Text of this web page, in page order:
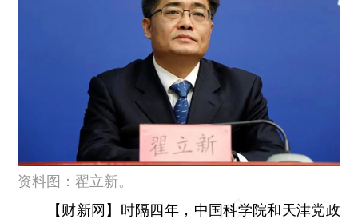
资料图：翟立新。
【财新网】 时隔四年，中国科学院和天津党政